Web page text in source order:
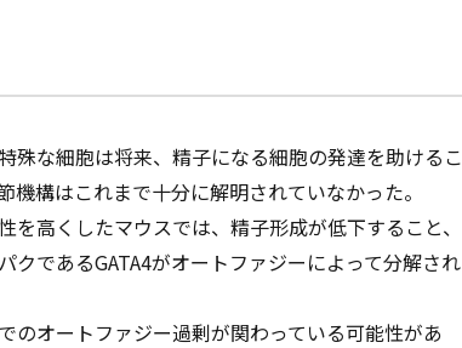
殊な細胞は将来、精子になる細胞の発達を助けるこ
機構はこれまで十分に解明されていなかった。
を高くしたマウスでは、精子形成が低下すること、
クであるGATA4がオートファジーによって分解され
のオートファジー過剰が関わっている可能性があ